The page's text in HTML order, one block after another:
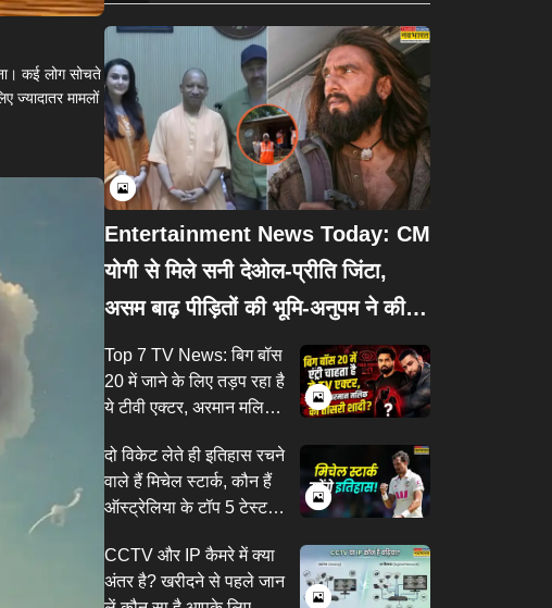
कई लोग सोचते
ज्यादातर मामलों
Entertainment News Today: CM
योगी से मिले सनी देओल-प्रीति जिंटा,
असम बाढ़ पीड़ितों की भूमि-अनुपम ने की
मदद
Top 7 TV News: बिग बॉस
20 में जाने के लिए तड़प रहा है
ये टीवी एक्टर, अरमान मलिक
दो विकेट लेते ही इतिहास रचने
वाले हैं मिचेल स्टार्क, कौन हैं
ऑस्ट्रेलिया के टॉप 5 टेस्ट
CCTV और IP कैमरे में क्या
अंतर है? खरीदने से पहले जान